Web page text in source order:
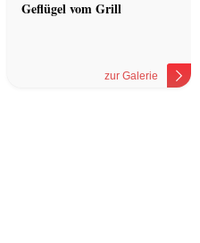
Geflügel vom Grill
zur Galerie